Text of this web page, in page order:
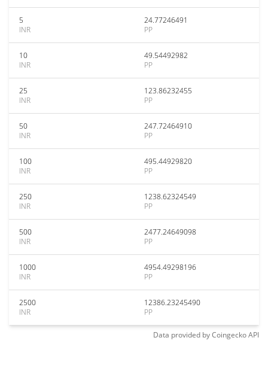
5
INR
24.77246491
PP
10
INR
49.54492982
PP
25
INR
123.86232455
PP
50
INR
247.72464910
PP
100
INR
495.44929820
PP
250
INR
1238.62324549
PP
500
INR
2477.24649098
PP
1000
INR
4954.49298196
PP
2500
INR
12386.23245490
PP
Data provided byCoingeckoAPI